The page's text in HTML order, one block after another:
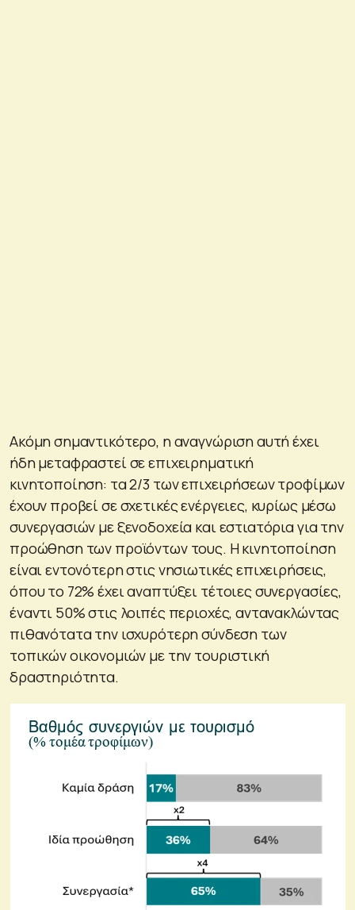
Ακόμη σημαντικότερο, η αναγνώριση αυτή έχει
ήδη μεταφραστεί σε επιχειρηματική
κινητοποίηση: τα 2/3 των επιχειρήσεων τροφίμων
έχουν προβεί σε σχετικές ενέργειες, κυρίως μέσω
συνεργασιών με ξενοδοχεία και εστιατόρια για την
προώθηση των προϊόντων τους. Η κινητοποίηση
είναι εντονότερη στις νησιωτικές επιχειρήσεις,
όπου το 72% έχει αναπτύξει τέτοιες συνεργασίες,
έναντι 50% στις λοιπές περιοχές, αντανακλώντας
πιθανότατα την ισχυρότερη σύνδεση των
τοπικών οικονομιών με την τουριστική
δραστηριότητα.